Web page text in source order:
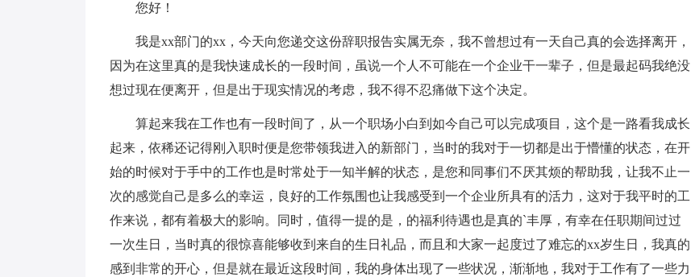
您好！
我是xx部门的xx，今天向您递交这份辞职报告实属无奈，我不曾想过有一天自己真的会选择离开，
因为在这里真的是我快速成长的一段时间，虽说一个人不可能在一个企业干一辈子，但是最起码我绝没
想过现在便离开，但是出于现实情况的考虑，我不得不忍痛做下这个决定。
算起来我在工作也有一段时间了，从一个职场小白到如今自己可以完成项目，这个是一路看我成长
起来，依稀还记得刚入职时便是您带领我进入的新部门，当时的我对于一切都是出于懵懂的状态，在开
始的时候对于手中的工作也是时常处于一知半解的状态，是您和同事们不厌其烦的帮助我，让我不止一
次的感觉自己是多么的幸运，良好的工作氛围也让我感受到一个企业所具有的活力，这对于我平时的工
作来说，都有着极大的影响。同时，值得一提的是，的福利待遇也是真的`丰厚，有幸在任职期间过过
一次生日，当时真的很惊喜能够收到来自的生日礼品，而且和大家一起度过了难忘的xx岁生日，我真的
感到非常的开心，但是就在最近这段时间，我的身体出现了一些状况，渐渐地，我对于工作有了一些力